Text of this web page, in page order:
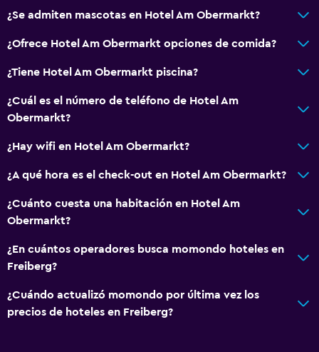
¿Se admiten mascotas en Hotel Am Obermarkt?
¿Ofrece Hotel Am Obermarkt opciones de comida?
¿Tiene Hotel Am Obermarkt piscina?
¿Cuál es el número de teléfono de Hotel Am
Obermarkt?
¿Hay wifi en Hotel Am Obermarkt?
¿A qué hora es el check-out en Hotel Am Obermarkt?
¿Cuánto cuesta una habitación en Hotel Am
Obermarkt?
¿En cuántos operadores busca momondo hoteles en
Freiberg?
¿Cuándo actualizó momondo por última vez los
precios de hoteles en Freiberg?